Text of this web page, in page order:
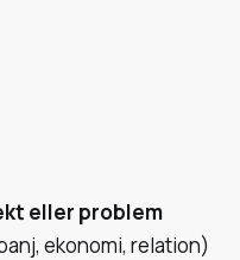
eller problem
ekonomi, relation)